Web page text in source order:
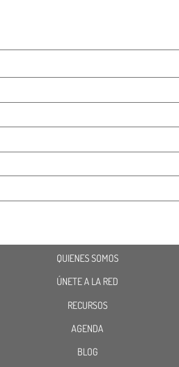
QUIENES SOMOS
ÚNETE A LA RED
RECURSOS
AGENDA
BLOG